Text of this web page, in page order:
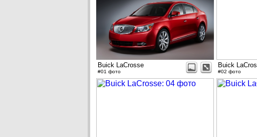
Buick LaCrosse
#01 фото
Buick
#02 фото